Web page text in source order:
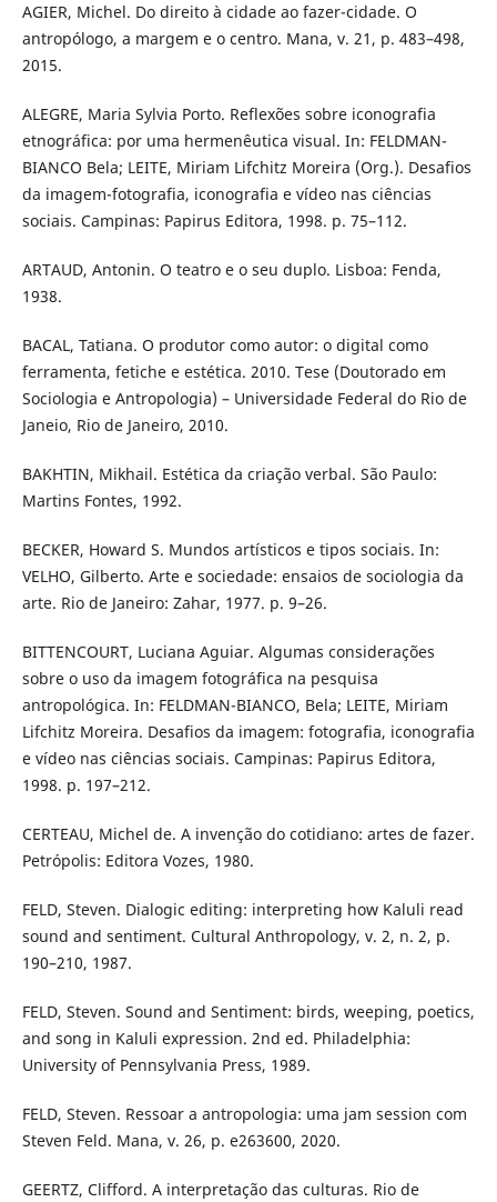
AGIER, Michel. Do direito à cidade ao fazer-cidade. O
antropólogo, a margem e o centro. Mana, v. 21, p. 483–498,
2015.
ALEGRE, Maria Sylvia Porto. Reflexões sobre iconografia
etnográfica: por uma hermenêutica visual. In: FELDMAN-
BIANCO Bela; LEITE, Miriam Lifchitz Moreira (Org.). Desafios
da imagem-fotografia, iconografia e vídeo nas ciências
sociais. Campinas: Papirus Editora, 1998. p. 75–112.
ARTAUD, Antonin. O teatro e o seu duplo. Lisboa: Fenda,
1938.
BACAL, Tatiana. O produtor como autor: o digital como
ferramenta, fetiche e estética. 2010. Tese (Doutorado em
Sociologia e Antropologia) – Universidade Federal do Rio de
Janeio, Rio de Janeiro, 2010.
BAKHTIN, Mikhail. Estética da criação verbal. São Paulo:
Martins Fontes, 1992.
BECKER, Howard S. Mundos artísticos e tipos sociais. In:
VELHO, Gilberto. Arte e sociedade: ensaios de sociologia da
arte. Rio de Janeiro: Zahar, 1977. p. 9–26.
BITTENCOURT, Luciana Aguiar. Algumas considerações
sobre o uso da imagem fotográfica na pesquisa
antropológica. In: FELDMAN-BIANCO, Bela; LEITE, Miriam
Lifchitz Moreira. Desafios da imagem: fotografia, iconografia
e vídeo nas ciências sociais. Campinas: Papirus Editora,
1998. p. 197–212.
CERTEAU, Michel de. A invenção do cotidiano: artes de fazer.
Petrópolis: Editora Vozes, 1980.
FELD, Steven. Dialogic editing: interpreting how Kaluli read
sound and sentiment. Cultural Anthropology, v. 2, n. 2, p.
190–210, 1987.
FELD, Steven. Sound and Sentiment: birds, weeping, poetics,
and song in Kaluli expression. 2nd ed. Philadelphia:
University of Pennsylvania Press, 1989.
FELD, Steven. Ressoar a antropologia: uma jam session com
Steven Feld. Mana, v. 26, p. e263600, 2020.
GEERTZ, Clifford. A interpretação das culturas. Rio de